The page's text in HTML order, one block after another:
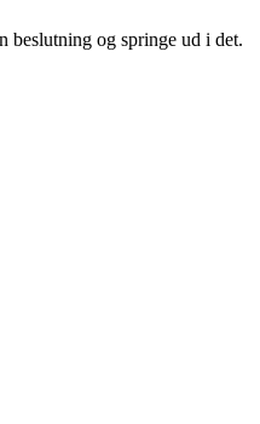
beslutning og springe ud i det.